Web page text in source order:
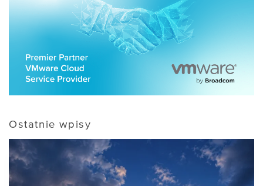
Ostatnie wpisy